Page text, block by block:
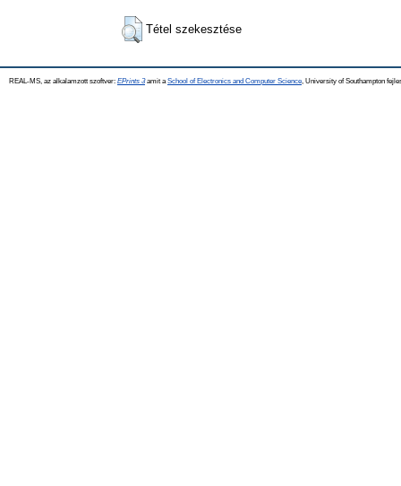
Tétel szekesztése
REAL-MS, az alkalamzott szoftver: EPrints 3amit a School of Electronics and Computer Science , University of Southampton